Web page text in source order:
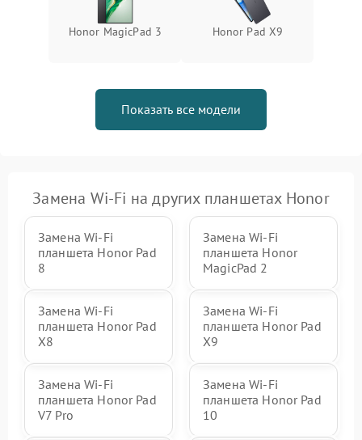
Honor MagicPad 3 Honor Pad X9
Показать все модели
Замена Wi-Fi на других планшетах Honor
Замена Wi-Fi
планшета Honor Pad
8
Замена Wi-Fi
планшета Honor
MagicPad 2
Замена Wi-Fi
планшета Honor Pad
X8
Замена Wi-Fi
планшета Honor Pad
X9
Замена Wi-Fi
планшета Honor Pad
V7 Pro
Замена Wi-Fi
планшета Honor Pad
10